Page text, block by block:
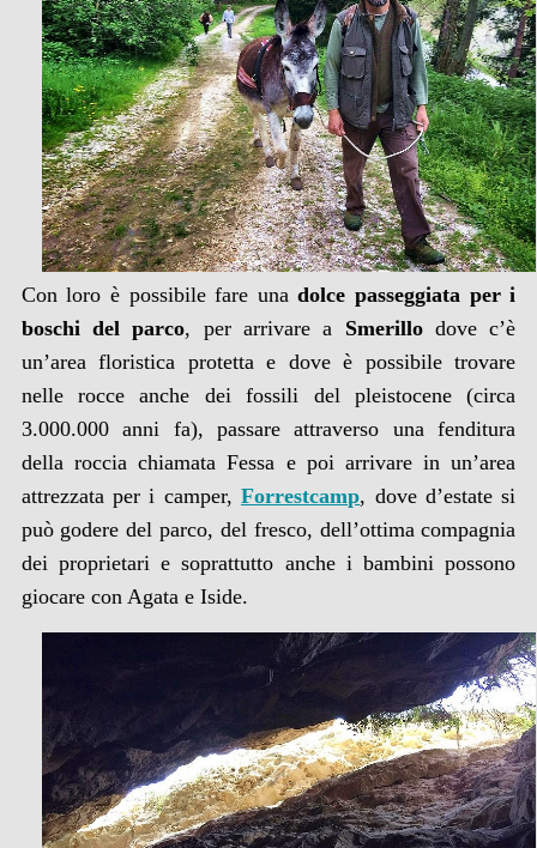
Con loro è possibile fare unadolce passeggiata per i
boschi del parco, per arrivare a Smerillodove c’è
un’area floristica protetta e dove è possibile trovare
nelle rocce anche dei fossili del pleistocene (circa
3.000.000 anni fa), passare attraverso una fenditura
della roccia chiamata Fessa e poi arrivare in un’area
attrezzata per i camper,Forrestcamp, dove d’estate si
può godere del parco, del fresco, dell’ottima compagnia
dei proprietari e soprattutto anche i bambini possono
giocare con Agata e Iside.